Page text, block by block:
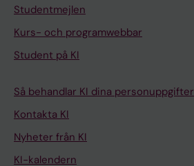
Studentmejlen
Kurs- och programwebbar
Student på KI
Så behandlar KI dina personuppgifter
Kontakta KI
Nyheter från KI
KI-kalendern